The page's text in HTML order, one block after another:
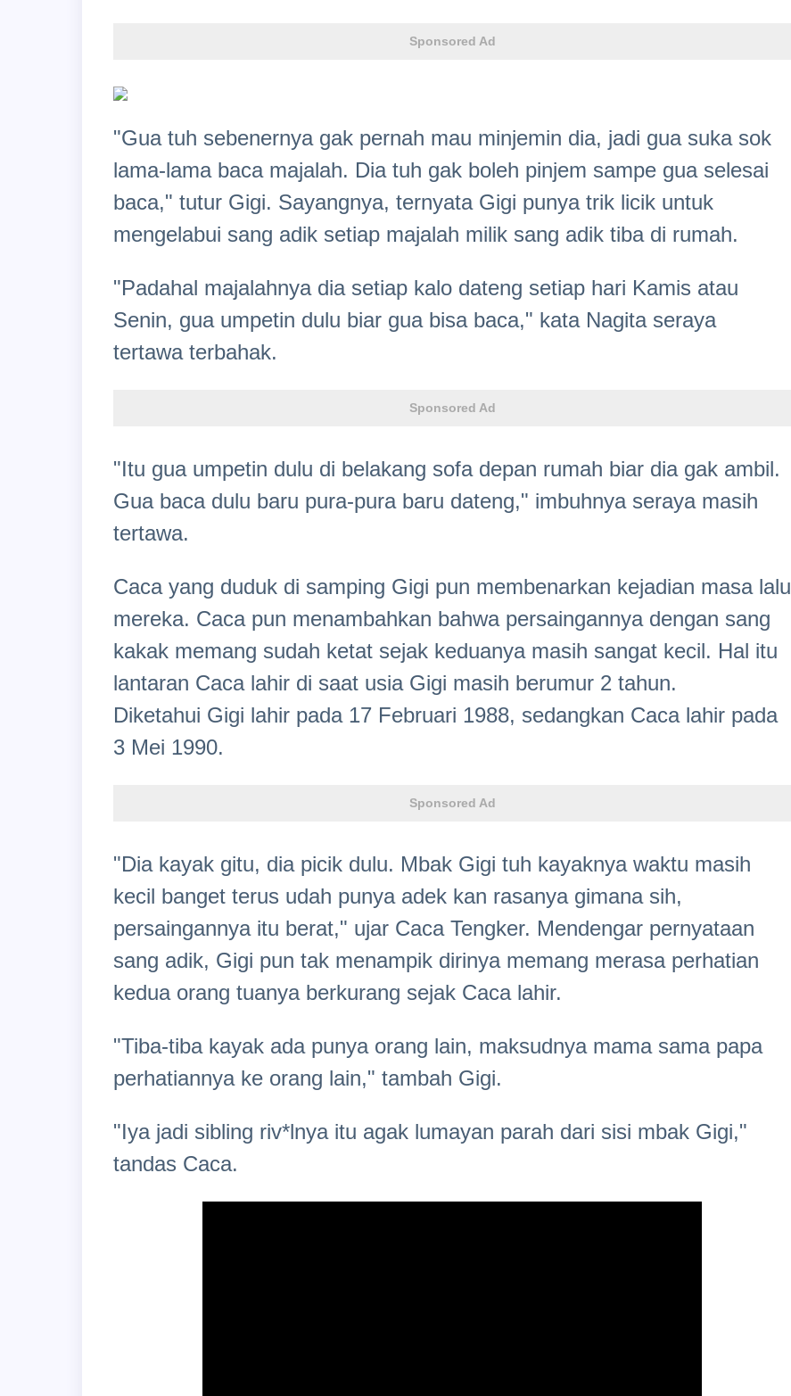
Sponsored Ad
"Gua tuh sebenernya gak pernah mau minjemin dia, jadi gua suka sok
lama-lama baca majalah. Dia tuh gak boleh pinjem sampe gua selesai
baca," tutur Gigi. Sayangnya, ternyata Gigi punya trik licik untuk
mengelabui sang adik setiap majalah milik sang adik tiba di rumah.
"Padahal majalahnya dia setiap kalo dateng setiap hari Kamis atau
Senin, gua umpetin dulu biar gua bisa baca," kata Nagita seraya
tertawa terbahak.
Sponsored Ad
"Itu gua umpetin dulu di belakang sofa depan rumah biar dia gak ambil.
Gua baca dulu baru pura-pura baru dateng," imbuhnya seraya masih
tertawa.
Caca yang duduk di samping Gigi pun membenarkan kejadian masa lalu
mereka. Caca pun menambahkan bahwa persaingannya dengan sang
kakak memang sudah ketat sejak keduanya masih sangat kecil. Hal itu
lantaran Caca lahir di saat usia Gigi masih berumur 2 tahun.
Diketahui Gigi lahir pada 17 Februari 1988, sedangkan Caca lahir pada
3 Mei 1990.
Sponsored Ad
"Dia kayak gitu, dia picik dulu. Mbak Gigi tuh kayaknya waktu masih
kecil banget terus udah punya adek kan rasanya gimana sih,
persaingannya itu berat," ujar Caca Tengker. Mendengar pernyataan
sang adik, Gigi pun tak menampik dirinya memang merasa perhatian
kedua orang tuanya berkurang sejak Caca lahir.
"Tiba-tiba kayak ada punya orang lain, maksudnya mama sama papa
perhatiannya ke orang lain," tambah Gigi.
"Iya jadi sibling riv*lnya itu agak lumayan parah dari sisi mbak Gigi,"
tandas Caca.